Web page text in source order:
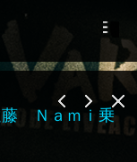
藤 Ｎａｍｉ乗